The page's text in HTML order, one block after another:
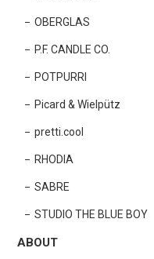
OBERGLAS
P.F. CANDLE CO.
POTPURRI
Picard & Wielpütz
pretti.cool
RHODIA
SABRE
STUDIO THE BLUE BOY
ABOUT